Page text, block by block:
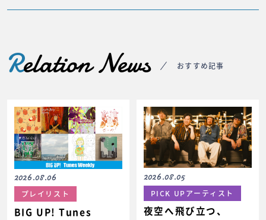
Relation News おすすめ記事
2026.08.06
プレイリスト
BIG UP! Tunes
2026.08.05
PICK UPアーティスト
夜空へ飛び立つ、